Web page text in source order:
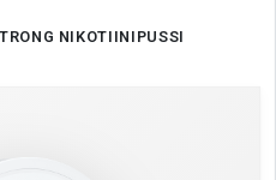
NIKOTIINIPUSSI